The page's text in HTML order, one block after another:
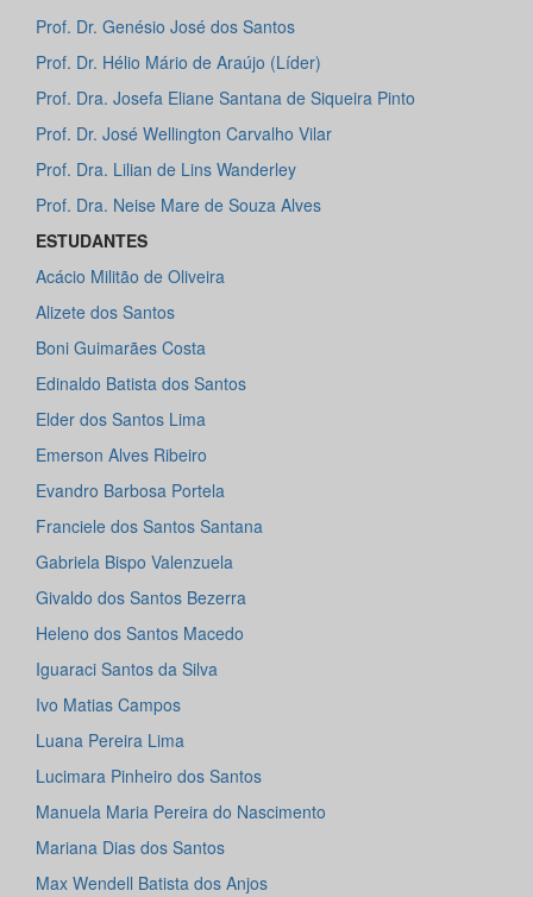
Prof. Dr. Genésio José dos Santos
Prof. Dr. Hélio Mário de Araújo (Líder)
Prof. Dra. Josefa Eliane Santana de Siqueira Pinto
Prof. Dr. José Wellington Carvalho Vilar
Prof. Dra. Lilian de Lins Wanderley
Prof. Dra. Neise Mare de Souza Alves
ESTUDANTES
Acácio Militão de Oliveira
Alizete dos Santos
Boni Guimarães Costa
Edinaldo Batista dos Santos
Elder dos Santos Lima
Emerson Alves Ribeiro
Evandro Barbosa Portela
Franciele dos Santos Santana
Gabriela Bispo Valenzuela
Givaldo dos Santos Bezerra
Heleno dos Santos Macedo
Iguaraci Santos da Silva
Ivo Matias Campos
Luana Pereira Lima
Lucimara Pinheiro dos Santos
Manuela Maria Pereira do Nascimento
Mariana Dias dos Santos
Max Wendell Batista dos Anjos